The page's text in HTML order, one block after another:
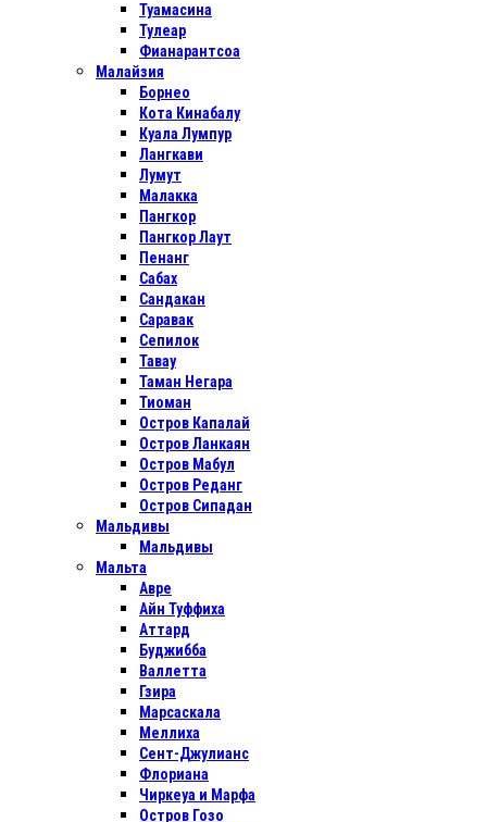
Туамасина
Тулеар
Фианарантсоа
Малайзия
Борнео
Кота Кинабалу
Куала Лумпур
Лангкави
Лумут
Малакка
Пангкор
Пангкор Лаут
Пенанг
Сабах
Сандакан
Саравак
Сепилок
Тавау
Таман Негара
Тиоман
Остров Капалай
Остров Ланкаян
Остров Мабул
Остров Реданг
Остров Сипадан
Мальдивы
Мальдивы
Мальта
Авре
Айн Туффиха
Аттард
Буджибба
Валлетта
Гзира
Марсаскала
Меллиха
Сент-Джулианс
Флориана
Чиркеуа и Марфа
Остров Гозо